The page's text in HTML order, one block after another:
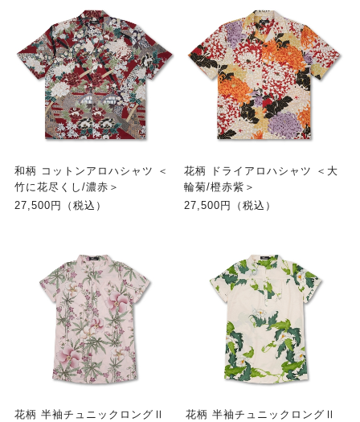
和柄 コットンアロハシャツ ＜
竹に花尽くし/濃赤＞
27,500円（税込）
花柄 ドライアロハシャツ ＜大
輪菊/橙赤紫＞
27,500円（税込）
花柄 半袖チュニックロングⅡ
花柄 半袖チュニックロングⅡ